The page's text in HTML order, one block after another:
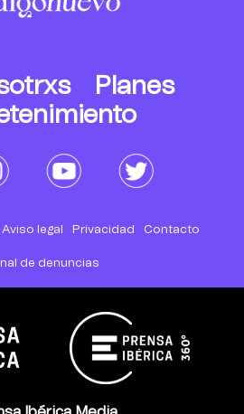
Planes
Aviso legal Privacidad Contacto
de denuncias